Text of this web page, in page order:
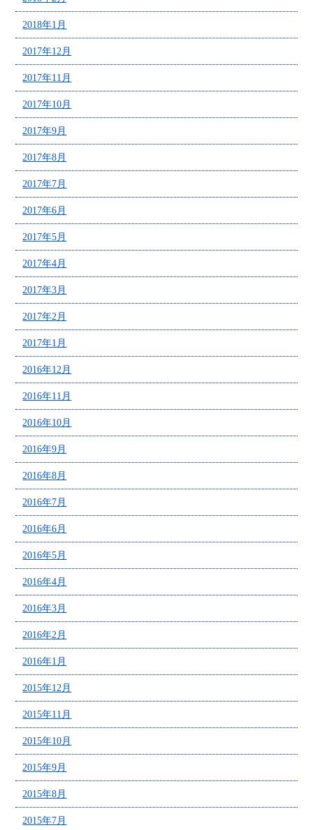
2018年1月
2017年12月
2017年11月
2017年10月
2017年9月
2017年8月
2017年7月
2017年6月
2017年5月
2017年4月
2017年3月
2017年2月
2017年1月
2016年12月
2016年11月
2016年10月
2016年9月
2016年8月
2016年7月
2016年6月
2016年5月
2016年4月
2016年3月
2016年2月
2016年1月
2015年12月
2015年11月
2015年10月
2015年9月
2015年8月
2015年7月